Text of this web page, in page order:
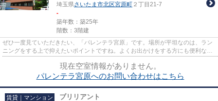
埼玉県さいたま市北区宮原町 ２丁目21-7
-
築年数：築25年
階数：3階建
ぜひ一度見ていただきたい、「パレンテラ宮原」です。場所が平坦なのは、ラン
ニングをする上で抑えたいポイントですね。よくお出かけをする方にも便利な、
現在空室情報がありません。
パレンテラ宮原へのお問い合わせはこちら
賃貸｜マンション ブリリアント